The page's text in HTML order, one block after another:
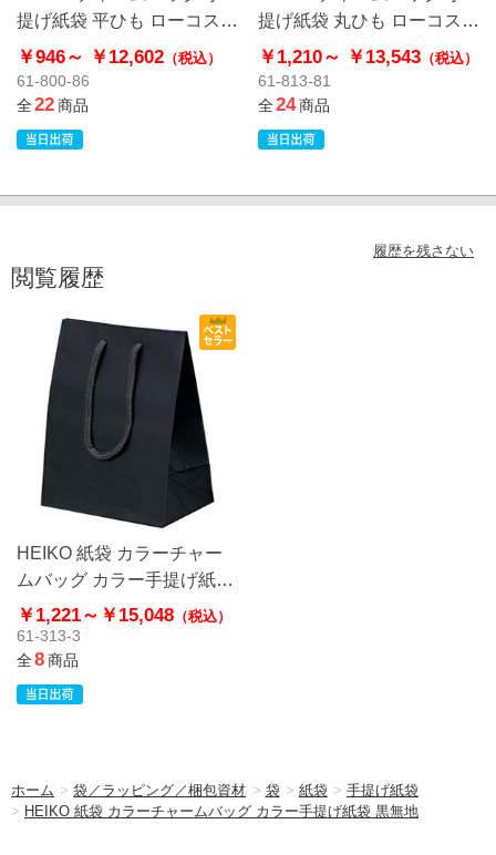
提げ紙袋 平ひも ローコスト
タイプ 茶無地
￥946～ ￥12,602 （税込）
61-800-86
全22商品
提げ紙袋 丸ひも ローコスト
タイプ 茶無地
￥1,210～ ￥13,543（税込）
61-813-81
全24商品
履歴を残さない
閲覧履歴
HEIKO 紙袋 カラーチャー
ムバッグ カラー手提げ紙袋
黒無地
￥1,221～ ￥15,048 （税込）
61-313-3
全8商品
ホーム >袋／ラッピング／梱包資材 > 袋 > 紙袋 > 手提げ紙袋
> HEIKO 紙袋 カラーチャームバッグ カラー手提げ紙袋 黒無地